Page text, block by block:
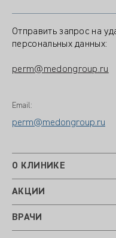
Отправить запрос на
персональных данных:
perm@medongroup.ru
Email:
perm@medongroup.ru
О КЛИНИКЕ
АКЦИИ
ВРАЧИ